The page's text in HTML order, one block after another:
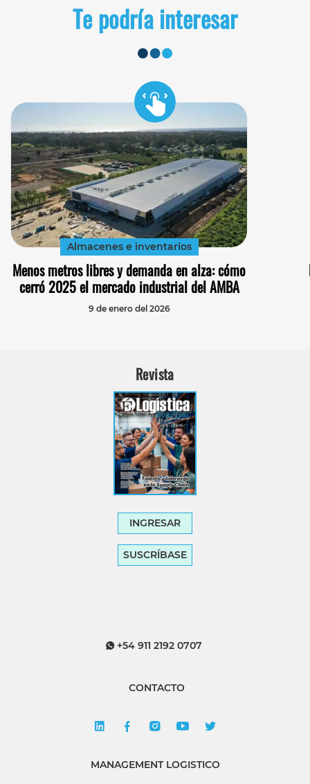
Te podría interesar
Almacenes e inventarios
Menos metros libres y demanda en alza: cómo
cerró 2025 el mercado industrial del AMBA
9 de enero del 2026
Revista
INGRESAR
SUSCRÍBASE
+54 911 2192 0707
CONTACTO
MANAGEMENT LOGISTICO